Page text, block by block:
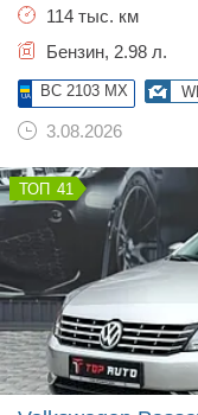
114 тыс. км
Бензин, 2.98 л.
BC 2103 MX
3.08.2026
41